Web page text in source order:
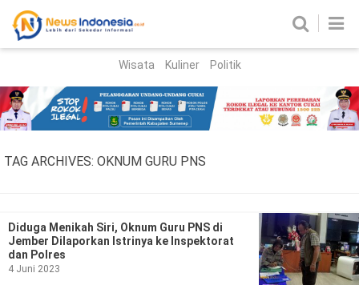
Parlemen
Nasional
Peristiwa
Wisata Kuliner Politik
TAG ARCHIVES: OKNUM GURU PNS
Diduga Menikah Siri, Oknum Guru PNS di
Jember Dilaporkan Istrinya ke Inspektorat
dan Polres
4 Juni 2023